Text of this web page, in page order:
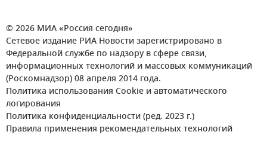
© 2026 МИА «Россия сегодня»
Сетевое издание РИА Новости зарегистрировано в
Федеральной службе по надзору в сфере связи,
информационных технологий и массовых коммуникаций
(Роскомнадзор) 08 апреля 2014 года.
Политика использования Cookie и автоматического
логирования
Политика конфиденциальности (ред. 2023 г.)
Правила применения рекомендательных технологий